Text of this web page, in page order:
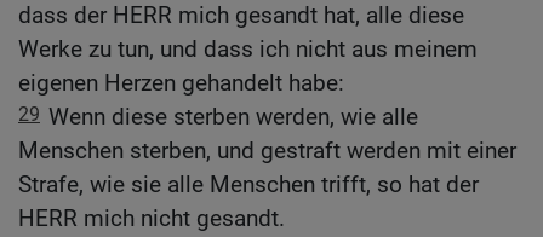
dass der HERR mich gesandt hat, alle diese
Werke zu tun, und dass ich nicht aus meinem
eigenen Herzen gehandelt habe:
29 Wenn diese sterben werden, wie alle
Menschen sterben, und gestraft werden mit einer
Strafe, wie sie alle Menschen trifft, so hat der
HERR mich nicht gesandt.